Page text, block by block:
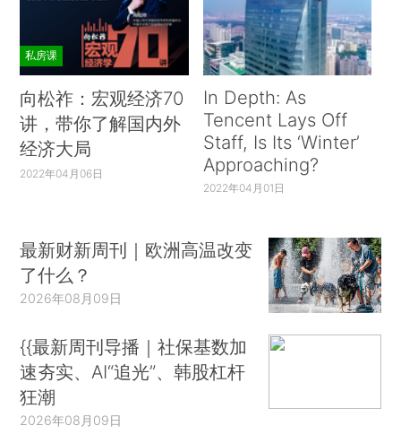
私房课
向松祚：宏观经济70
讲，带你了解国内外
经济大局
2022年04月06日
In Depth: As
Tencent Lays Off
Staff, Is Its ‘Winter’
Approaching?
2022年04月01日
最新财新周刊｜欧洲高温改变
了什么？
2026年08月09日
{{最新周刊导播｜社保基数加
速夯实、AI“追光”、韩股杠杆
狂潮
2026年08月09日